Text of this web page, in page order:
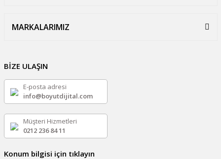
MARKALARIMIZ
BİZE ULAŞIN
E-posta adresi
info@boyutdijital.com
Müşteri Hizmetleri
0212 236 84 11
Konum bilgisi için tıklayın